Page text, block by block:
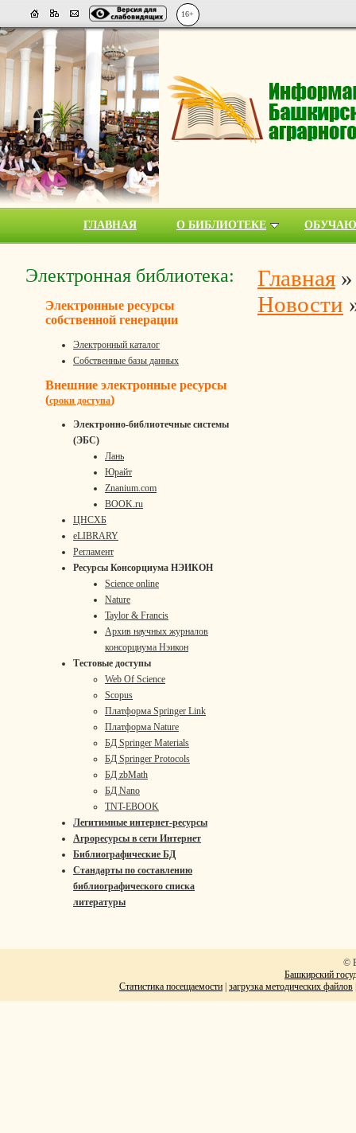
16+
ГЛАВНАЯ О БИБЛИОТЕКЕ
Электронная библиотека:
Электронные ресурсы
собственной генерации
Электронный каталог
Собственные базы данных
Внешние электронные ресурсы
(сроки доступа)
Электронно-библиотечные системы
(ЭБС)
Лань
Юрайт
Znanium.com
BOOK.ru
ЦНСХБ
eLIBRARY
Регламент
Ресурсы Консорциума НЭИКОН
Science online
Nature
Taylor & Francis
Архив научных журналов
консорциума Нэикон
Тестовые доступы
Web Of Science
Scopus
Платформа Springer Link
Платформа Nature
БД Springer Materials
БД Springer Protocols
БД zbMath
БД Nano
TNT-EBOOK
Легитимные интернет-ресурсы
Агроресурсы в сети Интернет
Библиографические БД
Стандарты по составлению
библиографического списка
литературы
Главная
Новости
©
Башкирский
Статистика посещаемости загрузка методических файлов